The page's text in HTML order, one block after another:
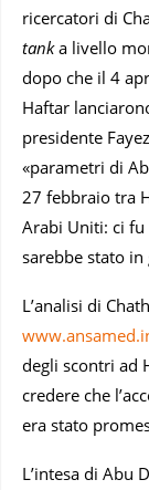
ricercatori di
tanka livello
dopo che il 4
Haftar
presidente
«parametri di
27 febbraio tra
Arabi Uniti: ci
sarebbe stato
L’analisi di
degli scontri ad
credere che
era stato
L’intesa di Abu